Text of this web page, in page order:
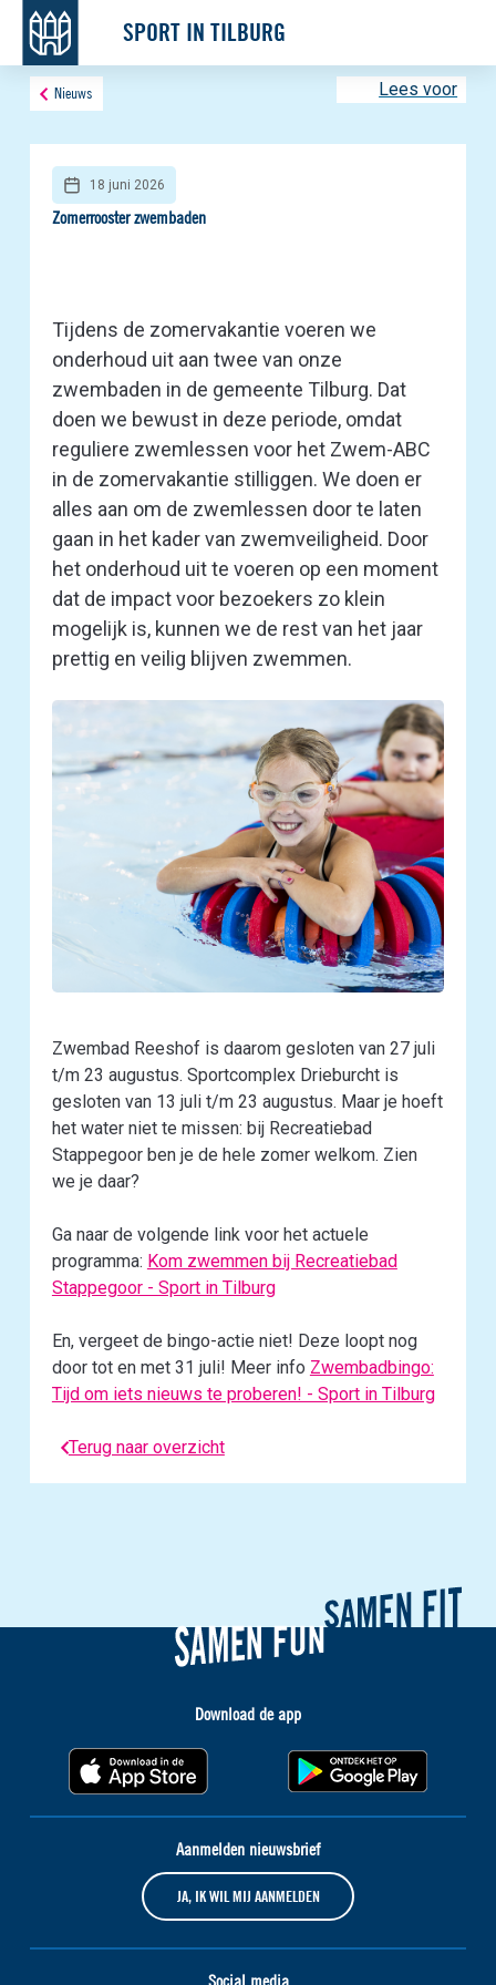
SPORT IN TILBURG
Nieuws Lees voor
Zomerrooster zwembaden
18 juni 2026
Tijdens de zomervakantie voeren we
onderhoud uit aan twee van onze
zwembaden in de gemeente Tilburg. Dat
doen we bewust in deze periode, omdat
reguliere zwemlessen voor het Zwem-ABC
in de zomervakantie stilliggen. We doen er
alles aan om de zwemlessen door te laten
gaan in het kader van zwemveiligheid. Door
het onderhoud uit te voeren op een moment
dat de impact voor bezoekers zo klein
mogelijk is, kunnen we de rest van het jaar
prettig en veilig blijven zwemmen.
Zwembad Reeshof is daarom gesloten van 27 juli
t/m 23 augustus. Sportcomplex Drieburcht is
gesloten van 13 juli t/m 23 augustus. Maar je hoeft
het water niet te missen: bij Recreatiebad
Stappegoor ben je de hele zomer welkom. Zien
we je daar?
Ga naar de volgende link voor het actuele
programma: Kom zwemmen bij Recreatiebad
Stappegoor - Sport in Tilburg
En, vergeet de bingo-actie niet! Deze loopt nog
door tot en met 31 juli! Meer info Zwembadbingo:
Tijd om iets nieuws te proberen! - Sport in Tilburg
Terug naar overzicht
Download de app
Aanmelden nieuwsbrief
JA, IK WIL MIJ AANMELDEN
Social media